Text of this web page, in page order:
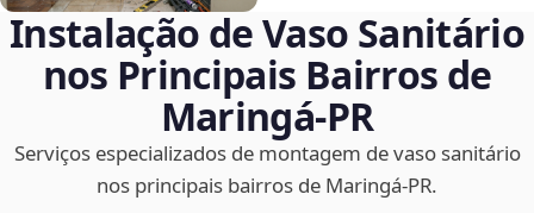
Instalação de Vaso Sanitário
nos Principais Bairros de
Maringá‑PR
Serviços especializados de montagem de vaso sanitário
nos principais bairros de Maringá‑PR.